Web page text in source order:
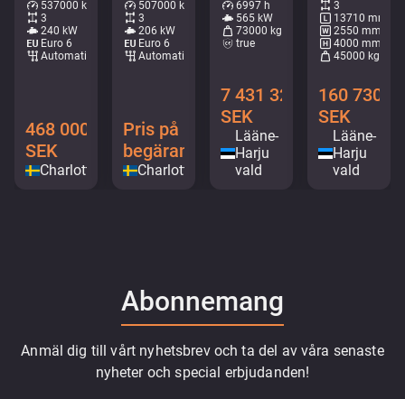
537000 km
3
240 kW
Euro 6
Automatisk
468 000
SEK
Charlottenberg
507000 km
3
206 kW
Euro 6
Automatisk
Pris på
begäran
Charlottenberg
6997 h
565 kW
73000 kg
true
7 431 328
SEK
Lääne-
Harju
vald
3
13710 mm
2550 mm
4000 mm
45000 kg
160 730
SEK
Lääne-
Harju
vald
Abonnemang
Anmäl dig till vårt nyhetsbrev och ta del av våra senaste
nyheter och special erbjudanden!